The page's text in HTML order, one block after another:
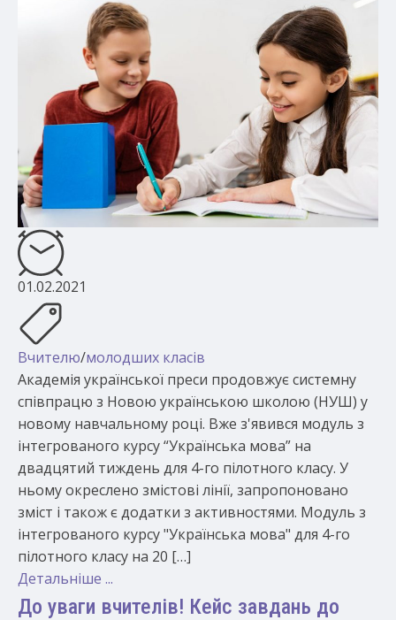
01.02.2021
Вчителю/молодших класів
Академія української преси продовжує системну
співпрацю з Новою українською школою (НУШ) у
новому навчальному році. Вже з'явився модуль з
інтегрованого курсу “Українська мова” на
двадцятий тиждень для 4-го пілотного класу. У
ньому окреслено змістові лінії, запропоновано
зміст і також є додатки з активностями. Модуль з
інтегрованого курсу "Українська мова" для 4-го
пілотного класу на 20 […]
Детальніше ...
До уваги вчителів! Кейс завдань до